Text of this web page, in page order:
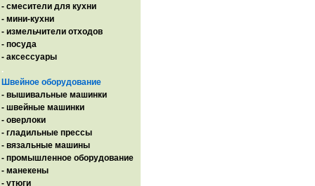
- смесители для кухни
- мини-кухни
- измельчители отходов
- посуда
- аксессуары
.
Швейное оборудование
- вышивальные машинки
- швейные машинки
- оверлоки
- гладильные прессы
- вязальные машины
- промышленное оборудование
- манекены
- утюги